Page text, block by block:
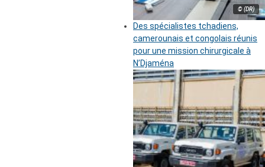
© (DR)
Des spécialistes tchadiens,
camerounais et congolais réunis
pour une mission chirurgicale à
N’Djaména